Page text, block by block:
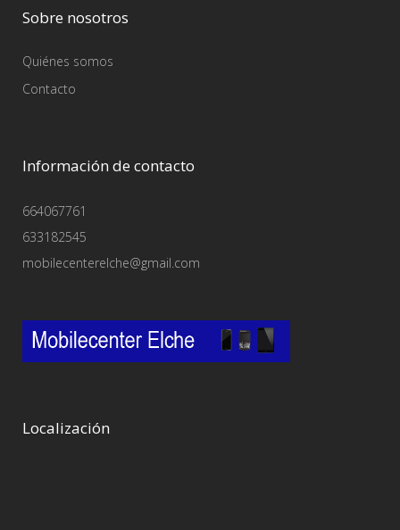
Sobre nosotros
Quiénes somos
Contacto
Información de contacto
664067761
633182545
mobilecenterelche@gmail.com
Localización